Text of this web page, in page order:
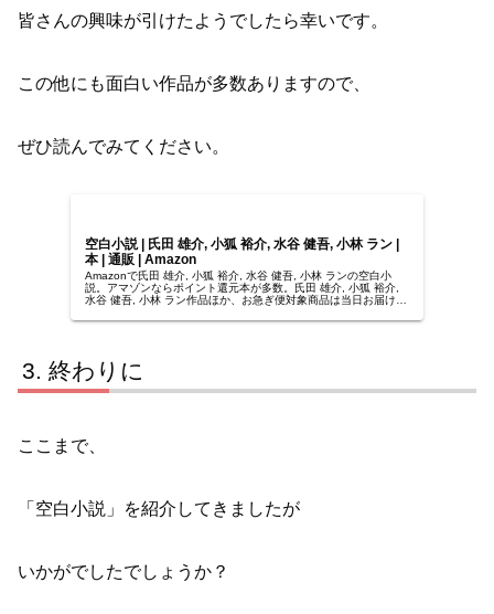
皆さんの興味が引けたようでしたら幸いです。
この他にも面白い作品が多数ありますので、
ぜひ読んでみてください。
空白小説 | 氏田 雄介, 小狐 裕介, 水谷 健吾, 小林 ラン |
本 | 通販 | Amazon
Amazonで氏田 雄介, 小狐 裕介, 水谷 健吾, 小林 ランの空白小
説。アマゾンならポイント還元本が多数。氏田 雄介, 小狐 裕介,
水谷 健吾, 小林 ラン作品ほか、お急ぎ便対象商品は当日お届けも
終わりに
ここまで、
「空白小説」を紹介してきましたが
いかがでしたでしょうか？